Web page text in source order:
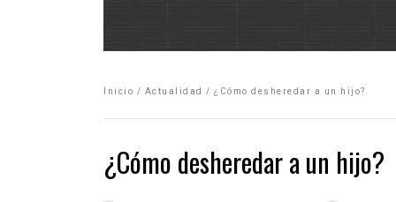
Inicio / Actualidad / ¿Cómo desheredar a un hijo?
¿Cómo desheredar a un hijo?